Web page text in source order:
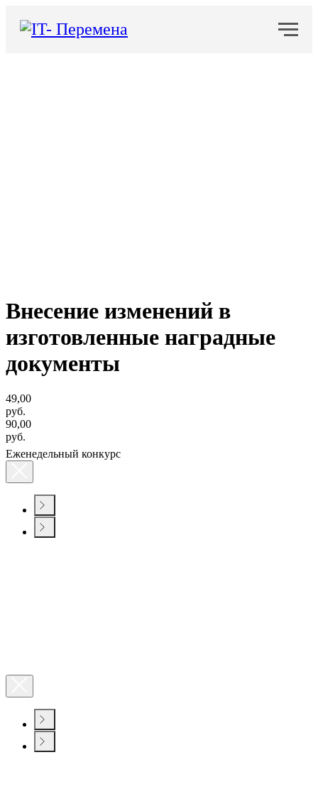
Внесение изменений в
изготовленные наградные
документы
49,00
руб.
90,00
руб.
Еженедельный конкурс